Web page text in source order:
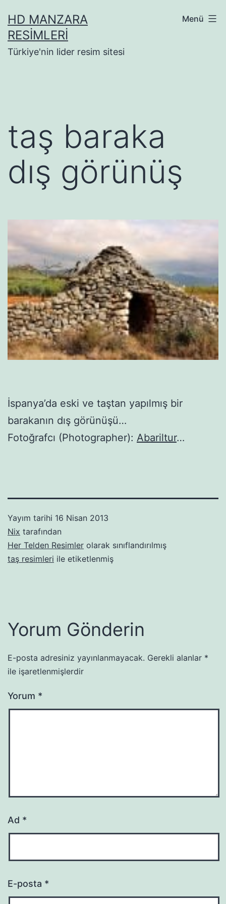
geçHD MANZARA
RESIMLERI
Türkiye'nin lider resim sitesi
Menü
taş baraka
dış görünüş
İspanya’da eski ve taştan yapılmış bir
barakanın dış görünüşü…
Fotoğrafcı (Photographer): Abariltur…
Yayım tarihi 16 Nisan 2013
Nix tarafından
Her Telden Resimler olarak sınıflandırılmış
taş resimleri ile etiketlenmiş
Yorum Gönderin
E-posta adresiniz yayınlanmayacak. Gerekli alanlar *
ile işaretlenmişlerdir
Yorum *
Ad *
E-posta *